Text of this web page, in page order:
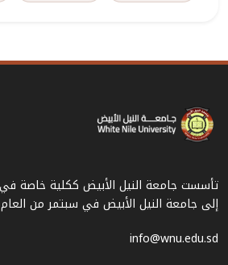
إلى جامعة النيل الأبيض في سبتمر من العام 2017م.
info@wnu.edu.sd